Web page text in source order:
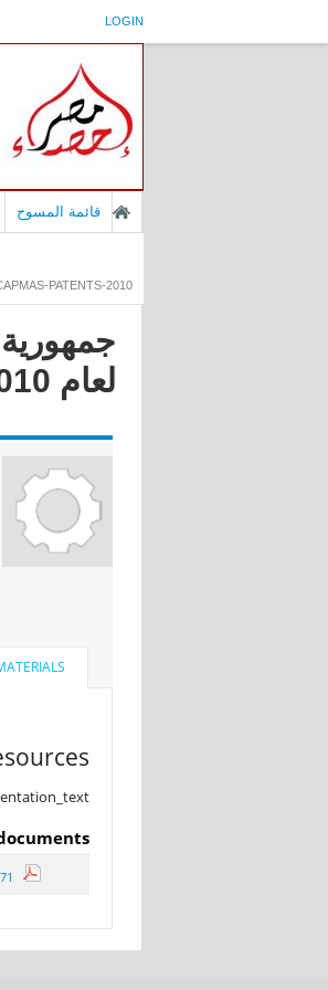
LOGIN
قائمة المسوح
PATENTS-2010
جمهورية
لعام 2010
1.71 MB